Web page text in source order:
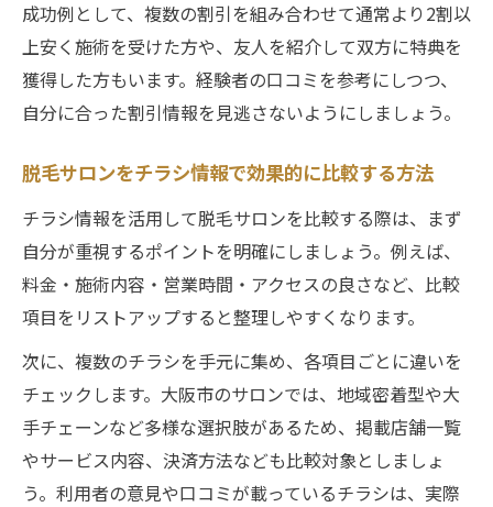
成功例として、複数の割引を組み合わせて通常より2割以
上安く施術を受けた方や、友人を紹介して双方に特典を
獲得した方もいます。経験者の口コミを参考にしつつ、
自分に合った割引情報を見逃さないようにしましょう。
脱毛サロンをチラシ情報で効果的に比較する方法
チラシ情報を活用して脱毛サロンを比較する際は、まず
自分が重視するポイントを明確にしましょう。例えば、
料金・施術内容・営業時間・アクセスの良さなど、比較
項目をリストアップすると整理しやすくなります。
次に、複数のチラシを手元に集め、各項目ごとに違いを
チェックします。大阪市のサロンでは、地域密着型や大
手チェーンなど多様な選択肢があるため、掲載店舗一覧
やサービス内容、決済方法なども比較対象としましょ
う。利用者の意見や口コミが載っているチラシは、実際